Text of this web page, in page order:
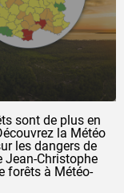
sont de plus en
la Météo
les dangers de
Jean-Christophe
forêts à Météo-